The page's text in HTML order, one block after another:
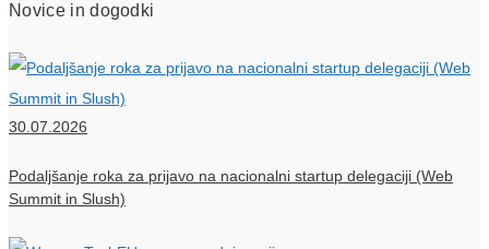
Novice in dogodki
30.07.2026
Podaljšanje roka za prijavo na nacionalni startup delegaciji (Web
Summit in Slush)